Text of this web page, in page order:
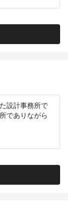
設計事務所で
でありながら